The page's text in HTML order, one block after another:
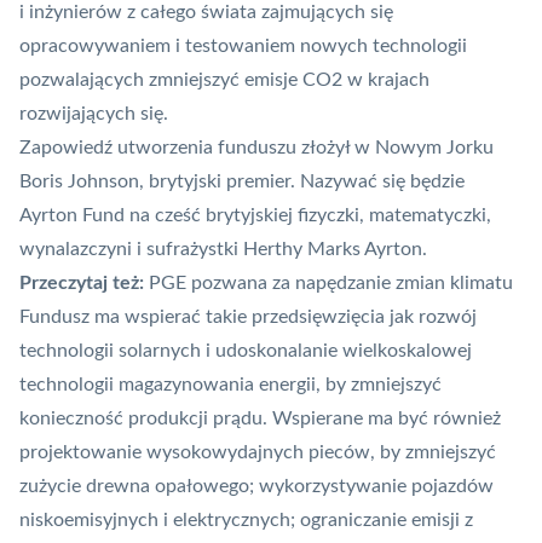
i inżynierów z całego świata zajmujących się
opracowywaniem i testowaniem nowych technologii
pozwalających zmniejszyć emisje CO2 w krajach
rozwijających się.
Zapowiedź utworzenia funduszu złożył w Nowym Jorku
Boris Johnson, brytyjski premier. Nazywać się będzie
Ayrton Fund na cześć brytyjskiej fizyczki, matematyczki,
wynalazczyni i sufrażystki Herthy Marks Ayrton.
Przeczytaj też: PGE pozwana za napędzanie zmian klimatu
Fundusz ma wspierać takie przedsięwzięcia jak rozwój
technologii solarnych i udoskonalanie wielkoskalowej
technologii magazynowania energii, by zmniejszyć
konieczność produkcji prądu. Wspierane ma być również
projektowanie wysokowydajnych pieców, by zmniejszyć
zużycie drewna opałowego; wykorzystywanie pojazdów
niskoemisyjnych i elektrycznych; ograniczanie emisji z